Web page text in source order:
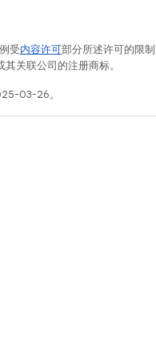
受内容许可部分所述许可的限
关联公司的注册商标。
03-26。